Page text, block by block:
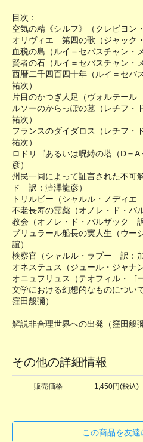
目次：
空気の精《シルフ》（クレビヨン
オリヴィエ―第四の歌（ジャック
血税の島（ルイ＝セバスチャン・
賢者の石（ルイ＝セバスチャン・
西暦二千四百四十年（ルイ＝セ
祐次）
片目のかつぎ人足（ヴォルテール
ルソーのからっぽの墓（レチフ
祐次）
フランスのダイダロス（レチフ
祐次）
ロドリゴあるいは呪縛の塔（D＝
彦）
州民一同によって証言された不可
ド 訳：澁澤龍彦）
トリルビー（シャルル・ノディエ
不老長寿の霊薬（オノレ・ド・バ
教会（オノレ・ド・バルザック 訳
ブリュラール船長の実人生（ウ
誼）
検察官（シャルル・ラブー 訳：加
オネステュス（ジュール・ジャナ
オニュフリュス（テオフィル・ゴ
文学における幻想的なものについ
窪田般彌）
解説非合理世界への出発（窪田般彌
その他の詳細情報
販売価格 1,450円(税込)
この商品を友達